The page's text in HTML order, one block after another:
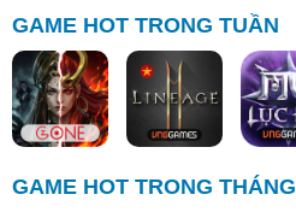
GAME HOT TRONG TUẦN
GAME HOT TRONG THÁNG